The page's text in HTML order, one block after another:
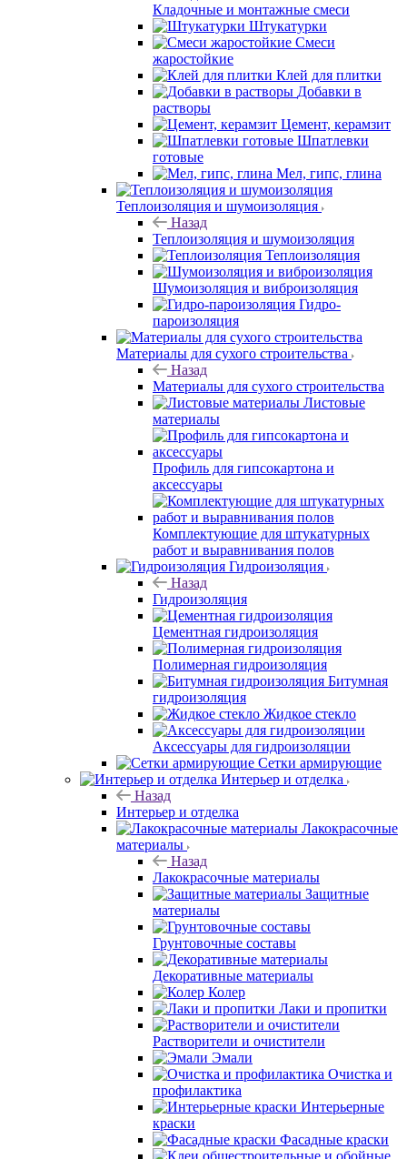
Кладочные и монтажные смеси
Штукатурки
Смеси
жаростойкие
Клей для плитки
Добавки в
растворы
Цемент, керамзит
Шпатлевки
готовые
Мел, гипс, глина
Теплоизоляция и шумоизоляция
Назад
Теплоизоляция и шумоизоляция
Теплоизоляция
Шумоизоляция и виброизоляция
Гидро-
пароизоляция
Материалы для сухого строительства
Назад
Материалы для сухого строительства
Листовые
материалы
Профиль для гипсокартона и
аксессуары
Комплектующие для штукатурных
работ и выравнивания полов
Гидроизоляция
Назад
Гидроизоляция
Цементная гидроизоляция
Полимерная гидроизоляция
Битумная
гидроизоляция
Жидкое стекло
Аксессуары для гидроизоляции
Сетки армирующие
Интерьер и отделка
Назад
Интерьер и отделка
Лакокрасочные
материалы
Назад
Лакокрасочные материалы
Защитные
материалы
Грунтовочные составы
Декоративные материалы
Колер
Лаки и пропитки
Растворители и очистители
Эмали
Очистка и
профилактика
Интерьерные
краски
Фасадные краски